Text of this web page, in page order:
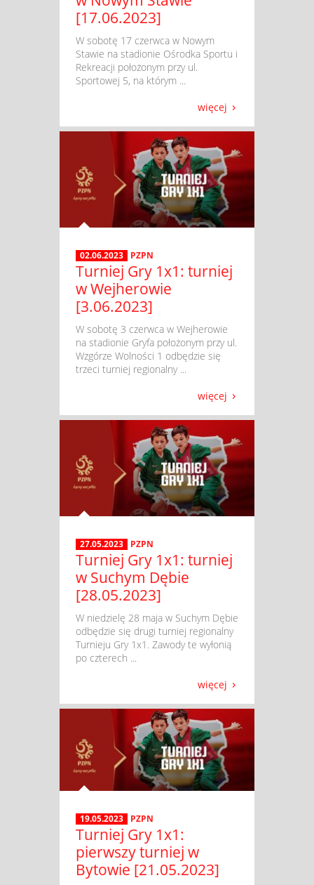
[17.06.2023]
​ W sobotę 17 czerwca w Nowym
Stawie na stadionie Ośrodka Sportu i
Rekreacji położonym przy ul.
Sportowej 5, na którym ...
więcej
02.06.2023 PZPN
Turniej Gry 1x1: turniej
w Wejherowie
[3.06.2023]
​ W sobotę 3 czerwca w Wejherowie
na stadionie Gryfa położonym przy ul.
Wzgórze Wolności 1 odbędzie się
trzeci turniej regionalny ...
więcej
27.05.2023 PZPN
Turniej Gry 1x1: turniej
w Suchym Dębie
[28.05.2023]
​ W niedzielę 28 maja w Suchym Dębie
odbędzie się drugi turniej regionalny
Turnieju Gry 1x1. Zawody te wyłonią
po czterech ...
więcej
19.05.2023 PZPN
Turniej Gry 1x1:
pierwszy turniej w
Bytowie [21.05.2023]